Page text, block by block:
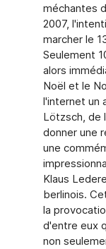
méchantes
2007,
marcher le
Seulement
alors
Noël et le
l'internet un
Lötzsch, de
donner une
une
Klaus
berlinois.
la
d'entre eux
non